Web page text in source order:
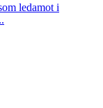
ledamot i